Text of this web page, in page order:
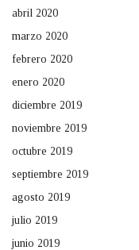
abril 2020
marzo 2020
febrero 2020
enero 2020
diciembre 2019
noviembre 2019
octubre 2019
septiembre 2019
agosto 2019
julio 2019
junio 2019